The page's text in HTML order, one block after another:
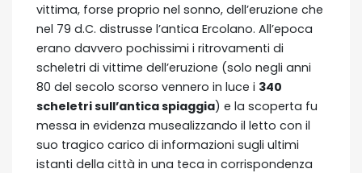
vittima, forse proprio nel sonno, dell’eruzione che
nel 79 d.C. distrusse l’antica Ercolano. All’epoca
erano davvero pochissimi i ritrovamenti di
scheletri di vittime dell’eruzione (solo negli anni
80 del secolo scorso vennero in luce i 340
scheletri sull’antica spiaggia) e la scoperta fu
messa in evidenza musealizzando il letto con il
suo tragico carico di informazioni sugli ultimi
istanti della città in una teca in corrispondenza